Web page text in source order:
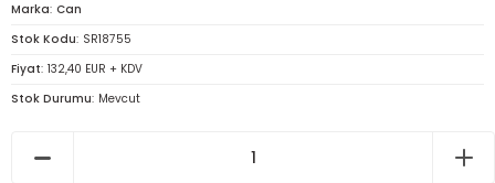
Marka Can
Stok Kodu SR18755
Fiyat 132,40 EUR + KDV
Stok Durumu Mevcut